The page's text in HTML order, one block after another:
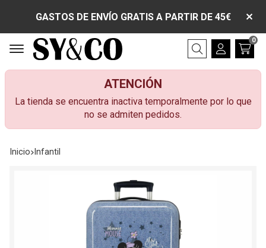
GASTOS DE ENVÍO GRATIS A PARTIR DE 45€
Buscar
0
ATENCIÓN
La tienda se encuentra inactiva temporalmente por lo que
no se admiten pedidos.
Inicio infantil